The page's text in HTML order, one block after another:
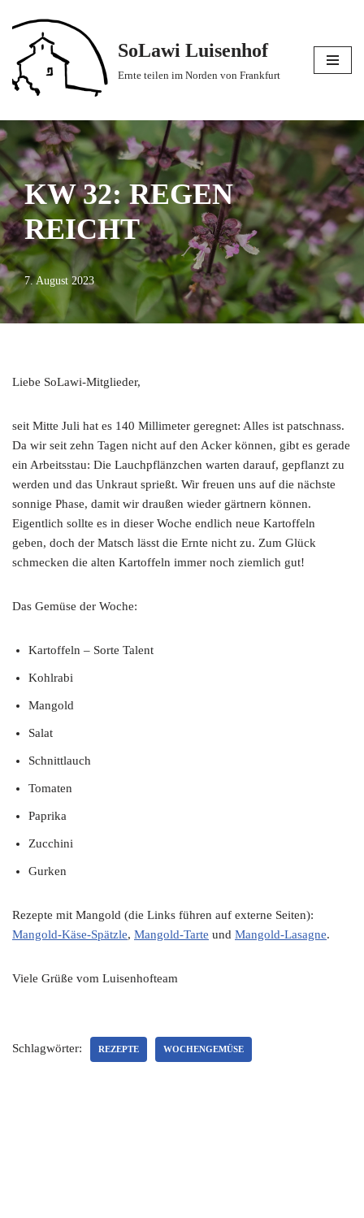
Zum
Inhalt
springen
SoLawi Luisenhof
Ernte teilen im Norden von Frankfurt
KW 32: REGEN
REICHT
7. August 2023
Liebe SoLawi-Mitglieder,
seit Mitte Juli hat es 140 Millimeter geregnet: Alles ist patschnass.
Da wir seit zehn Tagen nicht auf den Acker können, gibt es gerade
ein Arbeitsstau: Die Lauchpflänzchen warten darauf, gepflanzt zu
werden und das Unkraut sprießt. Wir freuen uns auf die nächste
sonnige Phase, damit wir draußen wieder gärtnern können.
Eigentlich sollte es in dieser Woche endlich neue Kartoffeln
geben, doch der Matsch lässt die Ernte nicht zu. Zum Glück
schmecken die alten Kartoffeln immer noch ziemlich gut!
Das Gemüse der Woche:
Kartoffeln – Sorte Talent
Kohlrabi
Mangold
Salat
Schnittlauch
Tomaten
Paprika
Zucchini
Gurken
Rezepte mit Mangold (die Links führen auf externe Seiten):
Mangold-Käse-Spätzle, Mangold-Tarte und Mangold-Lasagne.
Viele Grüße vom Luisenhofteam
Schlagwörter: REZEPTE WOCHENGEMÜSE